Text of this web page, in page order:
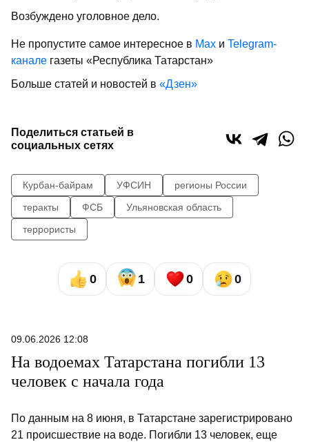
Возбуждено уголовное дело.
Не пропустите самое интересное в Max и Telegram-
канале газеты «Республика Татарстан»
Больше статей и новостей в «Дзен»
Поделиться статьей в
социальных сетях
Курбан-байрам УФСИН
регионы России
теракты
ФСБ
Ульяновская область
террористы
0 1 0 0
09.06.2026 12:08
На водоемах Татарстана погибли 13
человек с начала года
По данным на 8 июня, в Татарстане зарегистрировано
21 происшествие на воде. Погибли 13 человек, еще